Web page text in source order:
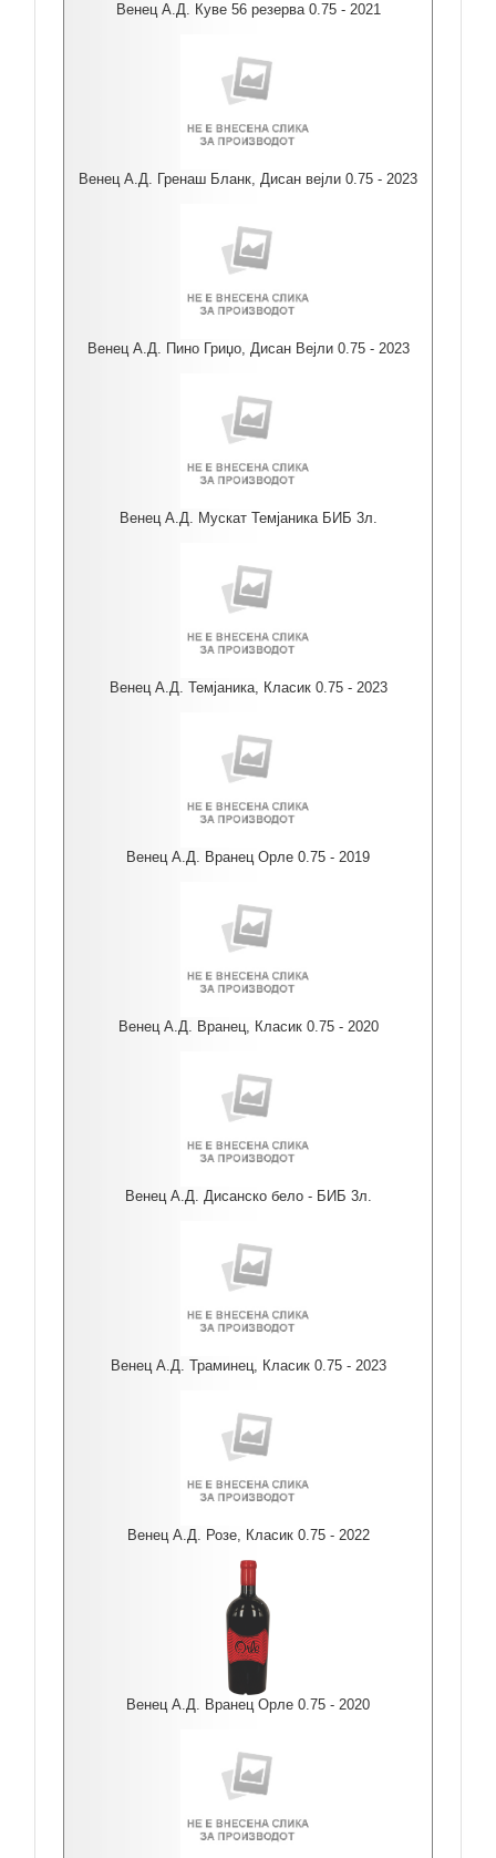
Венец А.Д. Куве 56 резерва 0.75 - 2021
Венец А.Д. Гренаш Бланк, Дисан вејли 0.75 - 2023
Венец А.Д. Пино Гриџо, Дисан Вејли 0.75 - 2023
Венец А.Д. Мускат Темјаника БИБ 3л.
Венец А.Д. Темјаника, Класик 0.75 - 2023
Венец А.Д. Вранец Орле 0.75 - 2019
Венец А.Д. Вранец, Класик 0.75 - 2020
Венец А.Д. Дисанско бело - БИБ 3л.
Венец А.Д. Траминец, Класик 0.75 - 2023
Венец А.Д. Розе, Класик 0.75 - 2022
Венец А.Д. Вранец Орле 0.75 - 2020